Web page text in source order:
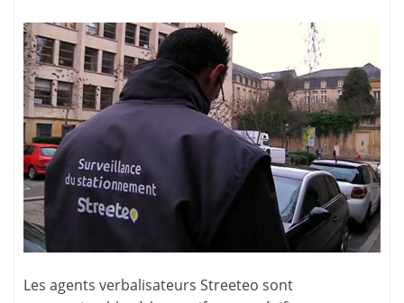
Les agents verbalisateurs Streeteo sont